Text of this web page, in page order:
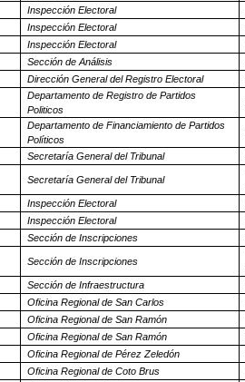
Inspección Electoral
Inspección Electoral
Inspección Electoral
Sección de Análisis
Dirección General del Registro Electoral
Departamento de Registro de Partidos
Politicos
Departamento de Financiamiento de Partidos
Políticos
Secretaría General del Tribunal
Secretaría General del Tribunal
Inspección Electoral
Inspección Electoral
Sección de Inscripciones
Sección de Inscripciones
Sección de Infraestructura
Oficina Regional de San Carlos
Oficina Regional de San Ramón
Oficina Regional de San Ramón
Oficina Regional de Pérez Zeledón
Oficina Regional de Coto Brus